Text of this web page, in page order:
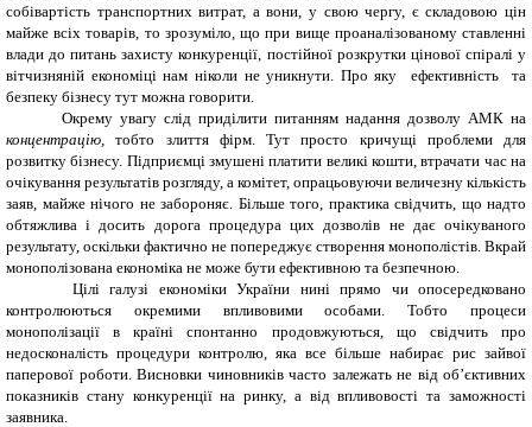
собівартість транспортних витрат, а вони, у свою чергу, є складовою цін
майже всіх товарів, то зрозуміло, що при вище проаналізованому ставленні
влади до питань захисту конкуренції, постійної розкрутки цінової спіралі у
вітчизняній економіці нам ніколи не уникнути. Про яку ефективність та
безпеку бізнесу тут можна говорити.
Окрему увагу слід приділити питанням надання дозволу АМК на
концентрацію,
тобто злиття фірм. Тут просто кричущі проблеми для
розвитку бізнесу. Підприємці змушені платити великі кошти, втрачати час на
очікування результатів розгляду, а комітет, опрацьовуючи величезну кількість
заяв, майже нічого не забороняє. Більше того, практика свідчить, що надто
обтяжлива і досить дорога процедура цих дозволів не дає очікуваного
результату, оскільки фактично не попереджує створення монополістів. Вкрай
монополізована економіка не може бути ефективною та безпечною.
Цілі галузі економіки України нині прямо чи опосередковано
контролюються окремими впливовими особами. Тобто процеси
монополізації в країні спонтанно продовжуються, що свідчить про
недосконалість процедури контролю, яка все більше набирає рис зайвої
паперової роботи. Висновки чиновників часто залежать не від об’єктивних
показників стану конкуренції на ринку, а від впливовості та заможності
заявника.